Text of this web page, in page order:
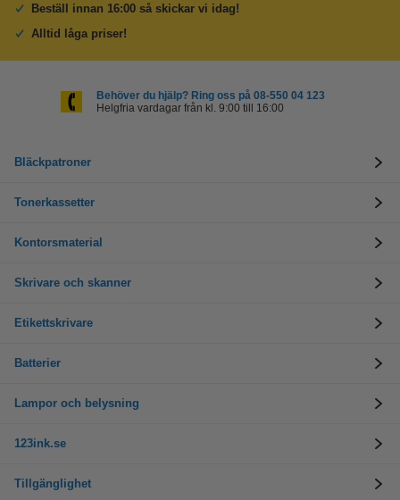
Beställ innan 16:00 så skickar vi idag!
Alltid låga priser!
Behöver du hjälp? Ring oss på 08-550 04 123
Helgfria vardagar från kl. 9:00 till 16:00
Bläckpatroner
Tonerkassetter
Kontorsmaterial
Skrivare och skanner
Etikettskrivare
Batterier
Lampor och belysning
123ink.se
Tillgänglighet